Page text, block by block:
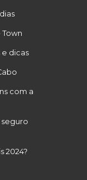
e dicas
com a
2024?